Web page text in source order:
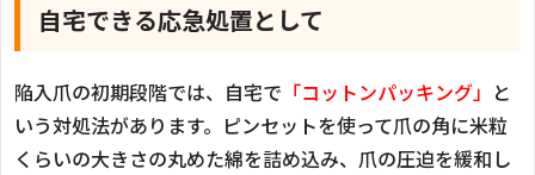
自宅できる応急処置として
陥入爪の初期段階では、自宅で 「コットンパッキング」 と
いう対処法があります。ピンセットを使って爪の角に米粒
くらいの大きさの丸めた綿を詰め込み、爪の圧迫を緩和し